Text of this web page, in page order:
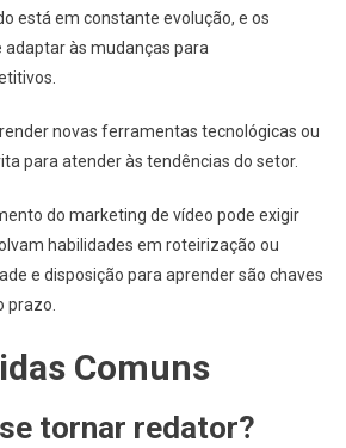
está em constante evolução, e os
às mudanças para
novas ferramentas tecnológicas ou
para atender às tendências do setor.
do marketing de vídeo pode exigir
habilidades em roteirização ou
e disposição para aprender são chaves
prazo.
Comuns
tornar redator?